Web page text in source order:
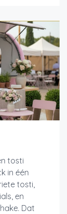
tosti
in één
tosti,
en
Dat